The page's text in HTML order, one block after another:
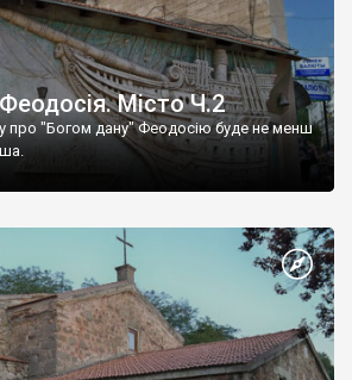
Місто Ч.2
про "Богом дану" Феодосію буде не менш